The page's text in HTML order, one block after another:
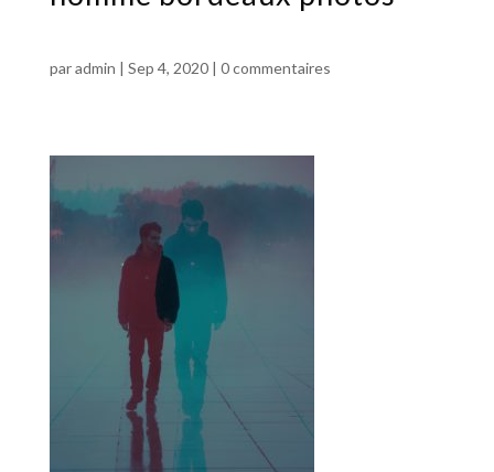
paradmin | Sep 4, 2020| 0 commentaires